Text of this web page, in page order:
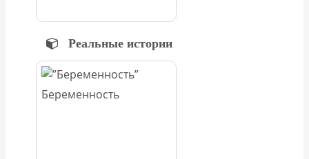
Реальные истории
Беременность